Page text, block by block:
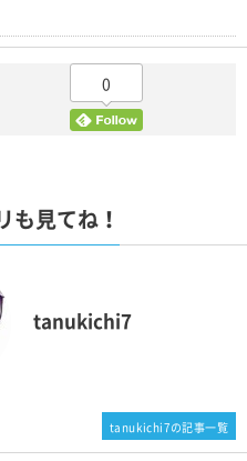
0
も見てね！
tanukichi7
tanukichi7の記事一覧